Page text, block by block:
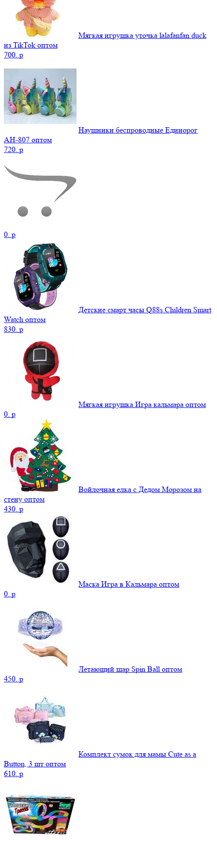
Мягкая игрушка уточка lalafanfan duck
из TikTok оптом
700. p
Наушники беспроводные Единорог
AH-807 оптом
720. p
0. p
Детские смарт часы Q88s Children Smart
Watch оптом
830. p
Мягкая игрушка Игра кальмара оптом
0. p
Войлочная елка с Дедом Морозом на
стену оптом
430. p
Маска Игра в Кальмара оптом
0. p
Летающий шар Spin Ball оптом
450. p
Комплект сумок для мамы Cute as a
Button, 3 шт оптом
610. p